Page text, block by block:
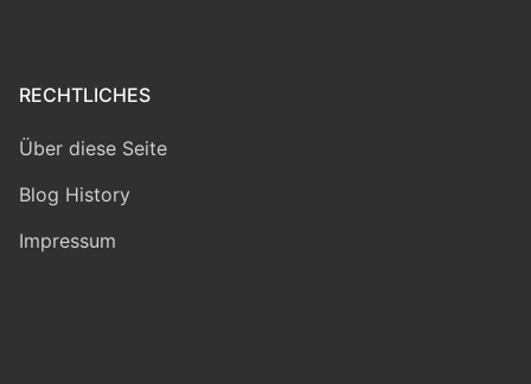
RECHTLICHES
Über diese Seite
Blog History
Impressum